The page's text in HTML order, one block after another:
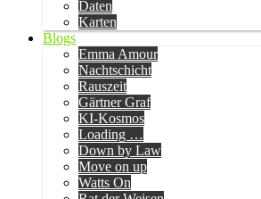
Daten
Karten
Blogs
Emma Amour
Nachtschicht
Rauszeit
Gärtner Graf
KI-Kosmos
Loading …
Down by Law
Move on up
Watts On